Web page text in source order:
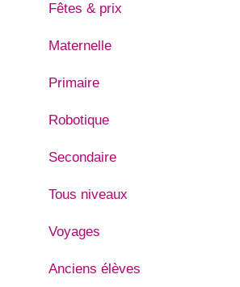
Fêtes & prix
Maternelle
Primaire
Robotique
Secondaire
Tous niveaux
Voyages
Anciens élèves